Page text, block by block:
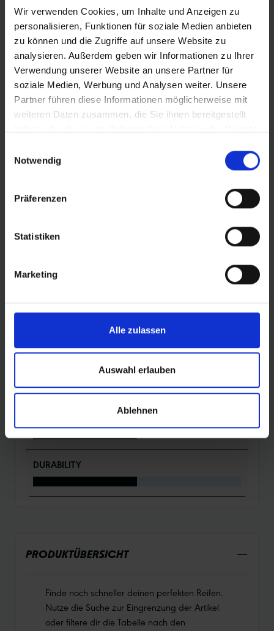
Wir verwenden Cookies, um Inhalte und Anzeigen zu
personalisieren, Funktionen für soziale Medien anbieten
zu können und die Zugriffe auf unsere Website zu
analysieren. Außerdem geben wir Informationen zu Ihrer
Verwendung unserer Website an unsere Partner für
soziale Medien, Werbung und Analysen weiter. Unsere
Partner führen diese Informationen möglicherweise mit
weiteren Daten zusammen, die Sie ihnen bereitgestellt
Notwendig
Präferenzen
Statistiken
Marketing
Alle zulassen
Auswahl erlauben
Ablehnen
DIRTJUMP UND SLOPESTYLE.
Das Leichtgewicht mit nur 490 g (Version Performance
Line), rollt nicht nur extrem leicht, sondern fährt sich
auch sehr verspielt und agil. Selbst nach verpatzten
Tricks und Sprüngen zeigt sich Billy Bonkers äußerst
gutmütig und verzeiht auch gröbere Fehler.
Maximale Mikroverzahnung für Grip auf
staubigem Untergrund und Brechsand.
Feinstellige Blocks vervielfachen die Griffkanten.
machen so den Reifen schneller. Die Folge: Mehr
DETAILS / PRODUKTDATEN
DURABILITY
PRODUKTÜBERSICHT
Finde noch schneller deinen perfekten Reifen.
Nutze die Suche zur Eingrenzung der Artikel
oder filtere dir die Tabelle nach den